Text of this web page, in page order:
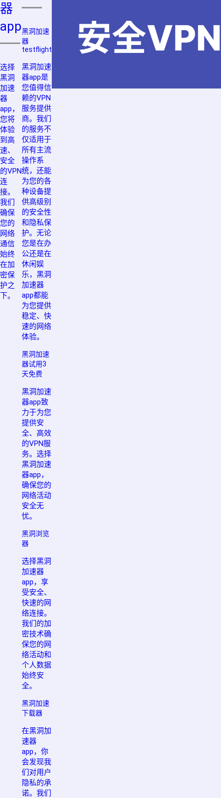
器
app
选择
黑洞
加速
器
app，
您将
体验
到高
速、
安全
的VPN
连
接。
我们
确保
您的
网络
通信
始终
在加
密保
护之
下。
黑洞加速
器
testflight
黑洞加速
器app是
您值得信
赖的VPN
服务提供
商。我们
的服务不
仅适用于
所有主流
操作系
统，还能
为您的各
种设备提
供高级别
的安全性
和隐私保
护。无论
您是在办
公还是在
休闲娱
乐，黑洞
加速器
app都能
为您提供
稳定、快
速的网络
体验。
黑洞加速
器试用3
天免费
黑洞加速
器app致
力于为您
提供安
全、高效
的VPN服
务。选择
黑洞加速
器app，
确保您的
网络活动
安全无
忧。
黑洞浏览
器
选择黑洞
加速器
app，享
受安全、
快速的网
络连接。
我们的加
密技术确
保您的网
络活动和
个人数据
始终安
全。
黑洞加速
下载器
在黑洞加
速器
app，你
会发现我
们对用户
隐私的承
诺。我们